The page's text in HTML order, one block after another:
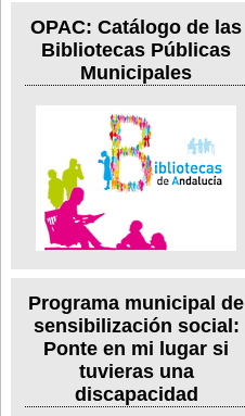
OPAC: Catálogo de las
Bibliotecas Públicas
Municipales
Programa municipal de
sensibilización social:
Ponte en mi lugar si
tuvieras una
discapacidad